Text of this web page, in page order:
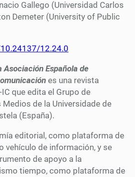
Gallego (Universidad Carlos
Demeter (University of Public
12.24.0
Asociación Española de
es una revista
que edita el Grupo de
de la Universidade de
(España).
editorial, como plataforma de
vehículo de información, y se
de apoyo a la
tiempo, como plataforma de